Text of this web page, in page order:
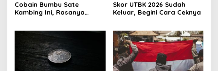
Cobain Bumbu Sate
Kambing Ini, Rasanya
Skor UTBK 2026 Sudah
Keluar, Begini Cara Ceknya